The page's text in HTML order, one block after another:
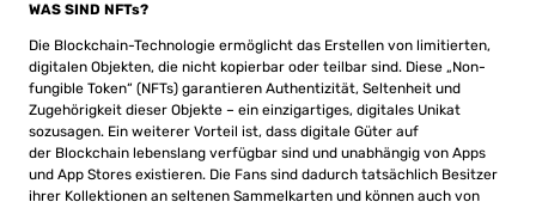
WAS SIND NFTs?
Die Blockchain-Technologie ermöglicht das Erstellen von limitierten,
digitalen Objekten, die nicht kopierbar oder teilbar sind. Diese „Non-
fungible Token“ (NFTs) garantieren Authentizität, Seltenheit und
Zugehörigkeit dieser Objekte – ein einzigartiges, digitales Unikat
sozusagen. Ein weiterer Vorteil ist, dass digitale Güter auf
der Blockchain lebenslang verfügbar sind und unabhängig von Apps
und App Stores existieren. Die Fans sind dadurch tatsächlich Besitzer
ihrer Kollektionen an seltenen Sammelkarten und können auch von